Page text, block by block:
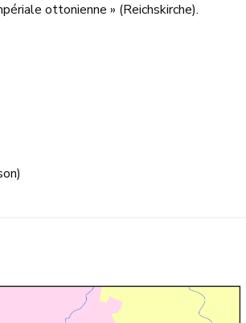
ottonienne » (Reichskirche).